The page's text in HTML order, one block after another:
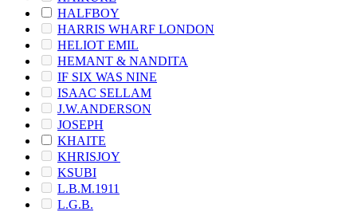
HALFBOY
HARRIS WHARF LONDON
HELIOT EMIL
HEMANT & NANDITA
IF SIX WAS NINE
ISAAC SELLAM
J.W.ANDERSON
JOSEPH
KHAITE
KHRISJOY
KSUBI
L.B.M.1911
L.G.B.